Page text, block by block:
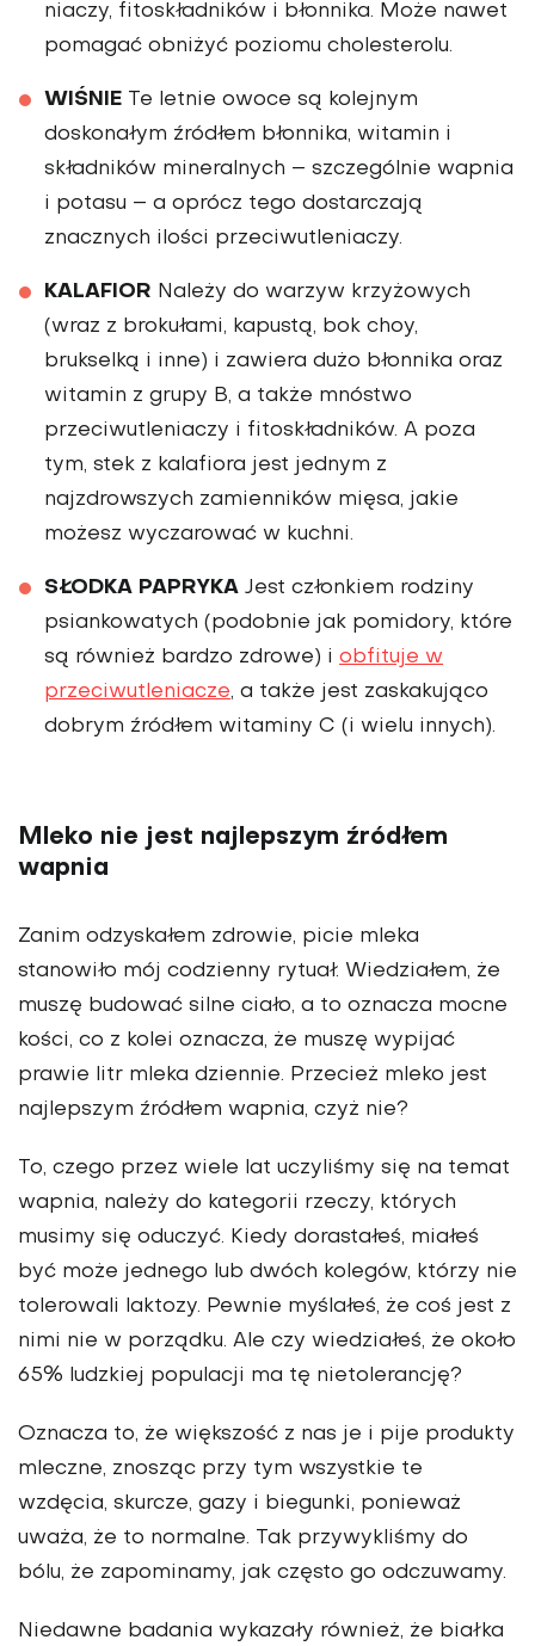
niaczy, fitoskładni­ków i błonnika. Może nawet
pomagać obniżyć poziomu cholesterolu.
WIŚNIE Te letnie owoce są kolejnym
doskonałym źródłem błonnika, witamin i
składników mineralnych – szczególnie wapnia
i potasu – a oprócz tego dostarczają
znacznych ilości przeciwutleniaczy.
KALAFIOR Należy do warzyw krzyżowych
(wraz z brokułami, kapustą, bok choy,
brukselką i inne) i zawiera dużo błonnika oraz
witamin z grupy B, a także mnóstwo
przeciwutleniaczy i fitoskładników. A poza
tym, stek z kalafiora jest jednym z
najzdrowszych zamienników mięsa, jakie
możesz wyczarować w kuchni.
SŁODKA PAPRYKA Jest członkiem rodziny
psiankowatych (podob­nie jak pomidory, które
są również bardzo zdrowe) i obfituje w
przeciwutleniacze, a także jest zaskakująco
dobrym źródłem wita­miny C (i wielu innych).
Mleko nie jest najlepszym źródłem
wapnia
Zanim odzyskałem zdrowie, picie mleka
stanowiło mój codzienny rytuał. Wiedziałem, że
muszę budować silne ciało, a to oznacza mocne
kości, co z kolei oznacza, że muszę wypijać
prawie litr mleka dziennie. Przecież mleko jest
najlep­szym źródłem wapnia, czyż nie?
To, czego przez wiele lat uczy­liśmy się na temat
wapnia, należy do kategorii rzeczy, których
musimy się oduczyć. Kiedy dorastałeś, mia­łeś
być może jednego lub dwóch kolegów, którzy nie
tolerowali lak­tozy. Pewnie myślałeś, że coś jest z
nimi nie w porządku. Ale czy wiedziałeś, że około
65% ludzkiej populacji ma tę nietolerancję?
Oznacza to, że większość z nas je i pije produkty
mleczne, znosząc przy tym wszystkie te
wzdęcia, skurcze, gazy i biegunki, ponieważ
uważa, że to normalne. Tak przy­wykliśmy do
bólu, że zapomi­namy, jak często go odczuwamy.
Niedawne badania wykazały również, że białka